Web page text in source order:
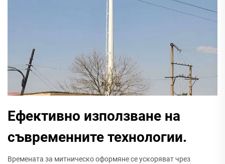
Ефективно използване на
съвременните технологии.
Времената за митническо оформяне се ускоряват чрез